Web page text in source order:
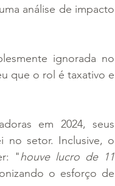
análise de impacto
ignorada no
que o rol é taxativo e
em 2024, seus
no setor. Inclusive, o
"houve lucro de 11
o esforço de